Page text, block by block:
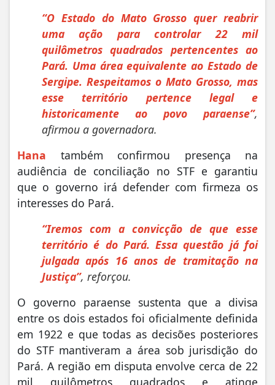
“O Estado do Mato Grosso quer reabrir
uma ação para controlar 22 mil
quilômetros quadrados pertencentes ao
Pará. Uma área equivalente ao Estado de
Sergipe. Respeitamos o Mato Grosso, mas
esse território pertence legal e
historicamente ao povo paraense”,
afirmou a governadora.
Hana também confirmou presença na
audiência de conciliação no STF e garantiu
que o governo irá defender com firmeza os
interesses do Pará.
“Iremos com a convicção de que esse
território é do Pará. Essa questão já foi
julgada após 16 anos de tramitação na
Justiça”, reforçou.
O governo paraense sustenta que a divisa
entre os dois estados foi oficialmente definida
em 1922 e que todas as decisões posteriores
do STF mantiveram a área sob jurisdição do
Pará. A região em disputa envolve cerca de 22
mil quilômetros quadrados e atinge